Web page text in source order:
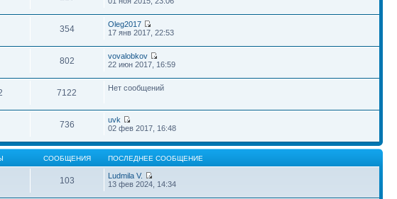
354
Oleg2017
17 янв 2017, 22:53
802
vovalobkov
22 июн 2017, 16:59
7122 Нет сообщений
736
uvk
02 фев 2017, 16:48
СООБЩЕНИЯ ПОСЛЕДНЕЕ СООБЩЕНИЕ
103
Ludmila V.
13 фев 2024, 14:34